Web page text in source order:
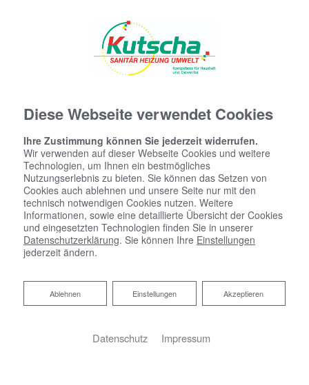
Zentralstaubsauger von Kutscha
Haus- und Umwelttechnik UG
Leise und gründlich saugen für gesunde Luft
Diese Webseite verwendet Cookies
Ihre Zustimmung können Sie jederzeit widerrufen.
Wir verwenden auf dieser Webseite Cookies und weitere
Technologien, um Ihnen ein bestmögliches
Nutzungserlebnis zu bieten. Sie können das Setzen von
Cookies auch ablehnen und unsere Seite nur mit den
technisch notwendigen Cookies nutzen. Weitere
Informationen, sowie eine detaillierte Übersicht der Cookies
und eingesetzten Technologien finden Sie in unserer
Datenschutzerklärung. Sie können Ihre Einstellungen
jederzeit ändern.
Akzeptieren
Einstellungen
Ablehnen
Ablehnen
Datenschutz Impressum